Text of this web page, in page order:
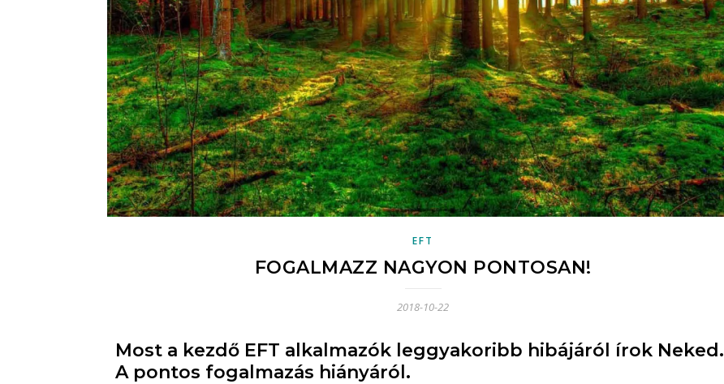
EFT
FOGALMAZZ NAGYON PONTOSAN!
2018-10-22
Most a kezdő EFT alkalmazók leggyakoribb hibájáról írok Neked.
A pontos fogalmazás hiányáról.